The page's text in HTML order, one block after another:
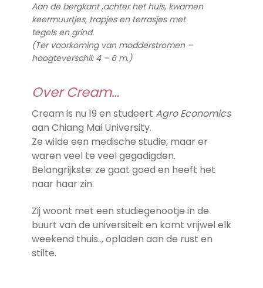
Aan de bergkant ,achter het huis, kwamen
keermuurtjes, trapjes en terrasjes met
tegels en grind.
(Ter voorkoming van modderstromen –
hoogteverschil: 4 – 6 m.)
Over Cream…
Cream is nu 19 en studeert Agro Economics
aan Chiang Mai University.
Ze wilde een medische studie, maar er
waren veel te veel gegadigden.
Belangrijkste: ze gaat goed en heeft het
naar haar zin.
Zij woont met een studiegenootje in de
buurt van de universiteit en komt vrijwel elk
weekend thuis.., opladen aan de rust en
stilte.